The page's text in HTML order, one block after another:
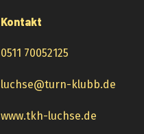
Kontakt
0511 70052125
luchse@turn-klubb.de
www.tkh-luchse.de